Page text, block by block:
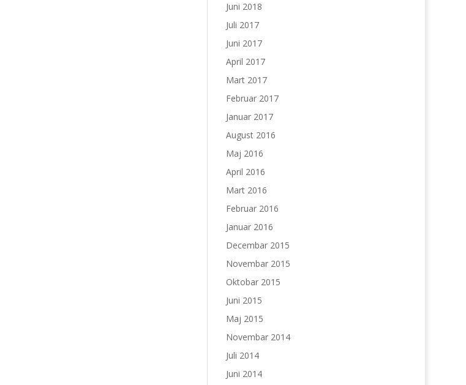
Juni 2018
Juli 2017
Juni 2017
April 2017
Mart 2017
Februar 2017
Januar 2017
August 2016
Maj 2016
April 2016
Mart 2016
Februar 2016
Januar 2016
Decembar 2015
Novembar 2015
Oktobar 2015
Juni 2015
Maj 2015
Novembar 2014
Juli 2014
Juni 2014